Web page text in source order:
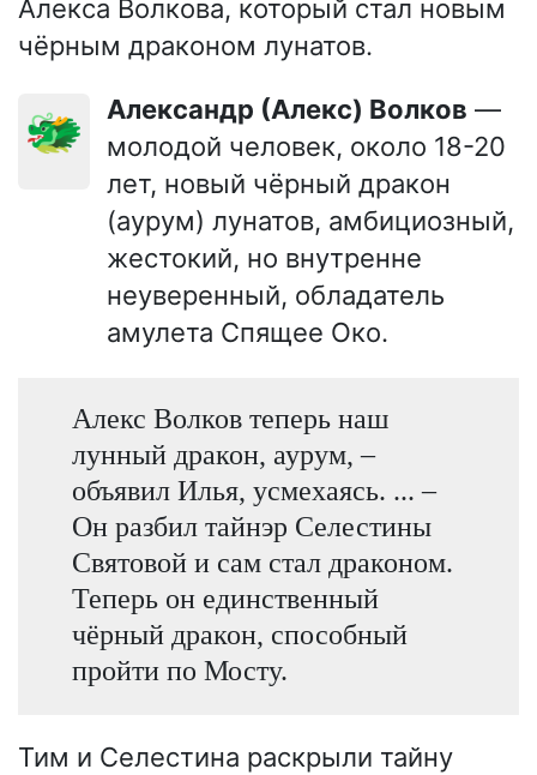
Алекса Волкова, который стал новым
чёрным драконом лунатов.
🐲 Александр (Алекс) Волков —
молодой человек, около 18-20
лет, новый чёрный дракон
(аурум) лунатов, амбициозный,
жестокий, но внутренне
неуверенный, обладатель
амулета Спящее Око.
Алекс Волков теперь наш
лунный дракон, аурум, –
объявил Илья, усмехаясь. ... –
Он разбил тайнэр Селестины
Святовой и сам стал драконом.
Теперь он единственный
чёрный дракон, способный
пройти по Мосту.
Тим и Селестина раскрыли тайну